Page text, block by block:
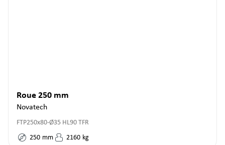
Roue 250 mm
Novatech
FTP250x80-Ø35 HL90 TFR
250 mm 2160 kg